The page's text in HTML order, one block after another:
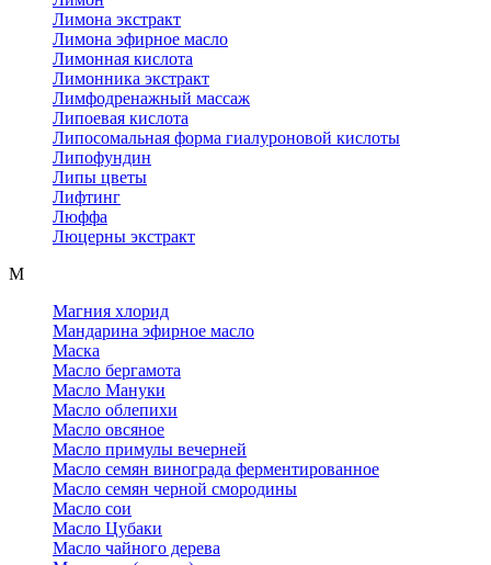
Лимона экстракт
Лимона эфирное масло
Лимонная кислота
Лимонника экстракт
Лимфодренажный массаж
Липоевая кислота
Липосомальная форма гиалуроновой кислоты
Липофундин
Липы цветы
Лифтинг
Люффа
Люцерны экстракт
М
Магния хлорид
Мандарина эфирное масло
Маска
Масло бергамота
Масло Мануки
Масло облепихи
Масло овсяное
Масло примулы вечерней
Масло семян винограда ферментированное
Масло семян черной смородины
Масло сои
Масло Цубаки
Масло чайного дерева